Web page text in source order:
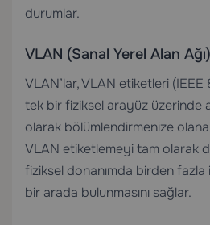
durumlar.
VLAN (Sanal Yerel Alan Ağı)
VLAN’lar, VLAN etiketleri
tek bir fiziksel arayüz üzerinde
olarak bölümlendirmenize
VLAN etiketlemeyi tam olarak
fiziksel donanımda birden
bir arada bulunmasını sağlar.